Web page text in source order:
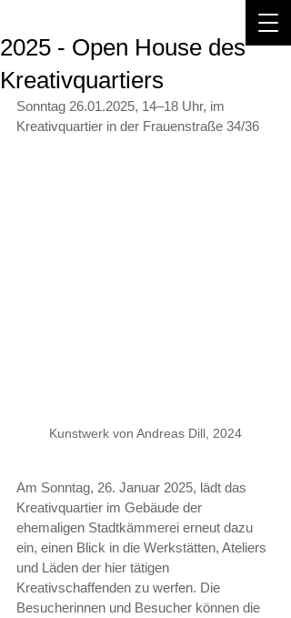
2025 - Open House des
Kreativquartiers
Sonntag 26.01.2025, 14–18 Uhr, im
Kreativquartier in der Frauenstraße 34/36
Kunstwerk von Andreas Dill, 2024
Am Sonntag, 26. Januar 2025, lädt das
Kreativquartier im Gebäude der
ehemaligen Stadtkämmerei erneut dazu
ein, einen Blick in die Werkstätten, Ateliers
und Läden der hier tätigen
Kreativschaffenden zu werfen. Die
Besucherinnen und Besucher können die